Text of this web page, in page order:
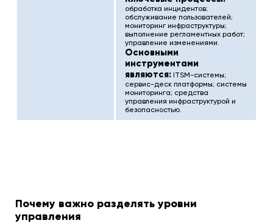
обработка инцидентов;
обслуживание пользователей;
мониторинг инфраструктуры;
выполнение регламентных работ;
управление изменениями.
Основными
инструментами
являются: ITSM-системы;
сервис-деск платформы; системы
мониторинга; средства
управления инфраструктурой и
безопасностью.
Почему важно разделять уровни
управления